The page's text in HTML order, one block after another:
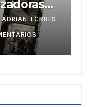
2026 ADRIAN
HAY COMENTARIOS